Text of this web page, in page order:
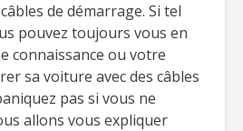
de démarrage. Si tel
pouvez toujours vous en
connaissance ou votre
sa voiture avec des câbles
pas si vous ne
allons vous expliquer